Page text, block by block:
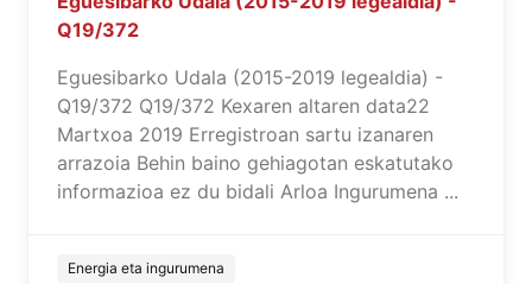
Q19/372
Eguesibarko Udala (2015-2019 legealdia) -
Q19/372 Q19/372 Kexaren altaren data22
Martxoa 2019 Erregistroan sartu izanaren
arrazoia Behin baino gehiagotan eskatutako
informazioa ez du bidali Arloa Ingurumena ...
Energia eta ingurumena